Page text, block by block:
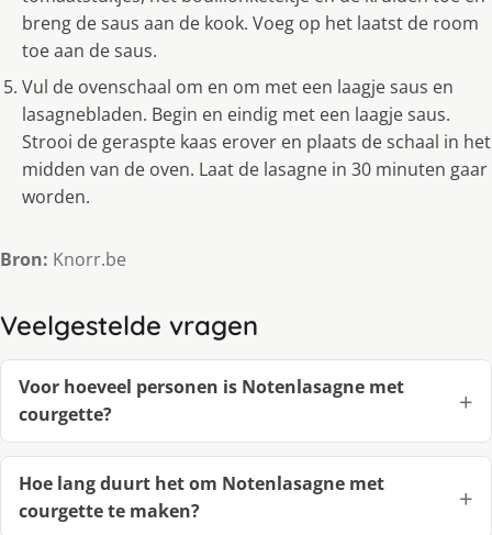
breng de saus aan de kook. Voeg op het laatst de room
toe aan de saus.
Vul de ovenschaal om en om met een laagje saus en
lasagnebladen. Begin en eindig met een laagje saus.
Strooi de geraspte kaas erover en plaats de schaal in het
midden van de oven. Laat de lasagne in 30 minuten gaar
worden.
Bron: Knorr.be
Veelgestelde vragen
Voor hoeveel personen is Notenlasagne met
courgette?
Hoe lang duurt het om Notenlasagne met
courgette te maken?